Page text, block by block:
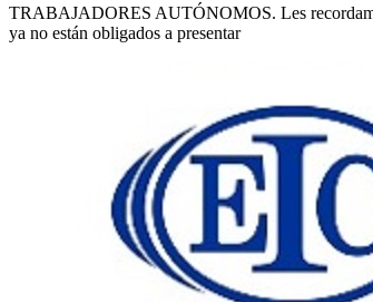
TRABAJADORES AUTÓNOMOS. Les
ya no están obligados a presentarAutónomos.